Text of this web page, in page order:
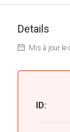
Details
Mis à jour le
ID: